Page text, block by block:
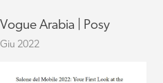
Vogue Arabia | Posy
Giu 2022